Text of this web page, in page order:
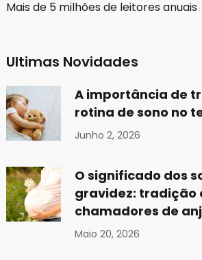
Mais de 5 milhões de leitores anuais
Ultimas Novidades
A importância de
rotina de sono no
Junho 2, 2026
O significado dos
gravidez: tradição
chamadores de
Maio 20, 2026